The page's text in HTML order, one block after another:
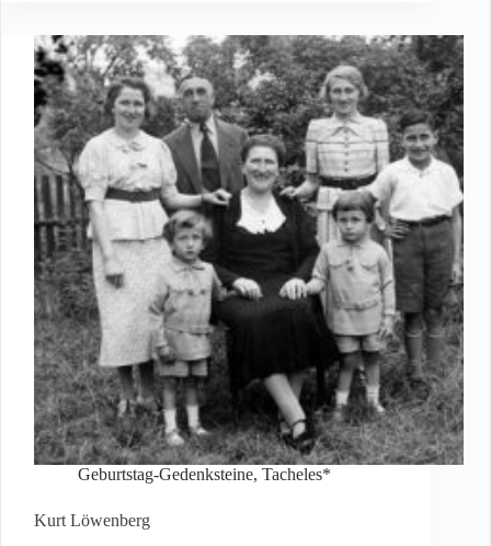
Geburtstag-Gedenksteine, Tacheles*
Kurt Löwenberg